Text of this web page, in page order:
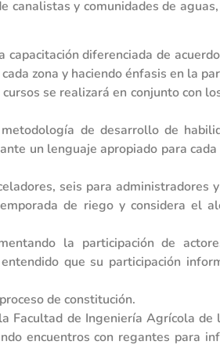
y comunidades de
diferenciada de
zona y haciendo énfasis en la
se realizará en conjunto con
de desarrollo de
un lenguaje apropiado para
seis para administradores
de riego y considera el
la participación de
que su participación
de constitución.
de Ingeniería Agrícola de
encuentros con regantes para